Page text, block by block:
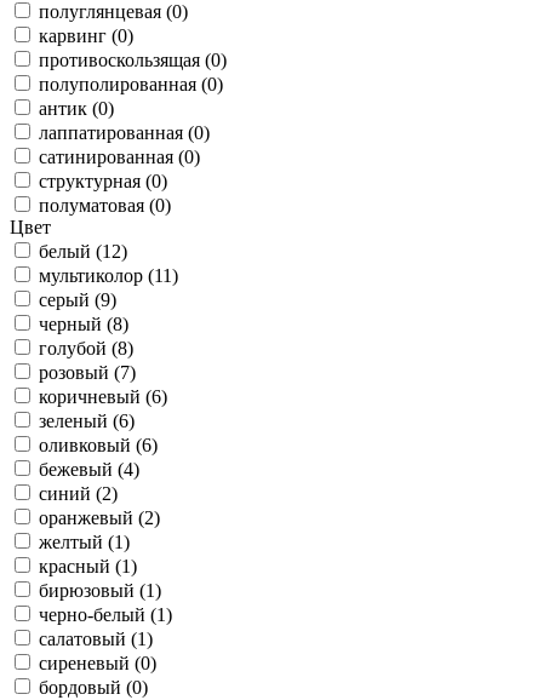
полуглянцевая (0)
карвинг (0)
противоскользящая (0)
полуполированная (0)
антик (0)
лаппатированная (0)
сатинированная (0)
структурная (0)
полуматовая (0)
Цвет
белый (12)
мультиколор (11)
серый (9)
черный (8)
голубой (8)
розовый (7)
коричневый (6)
зеленый (6)
оливковый (6)
бежевый (4)
синий (2)
оранжевый (2)
желтый (1)
красный (1)
бирюзовый (1)
черно-белый (1)
салатовый (1)
сиреневый (0)
бордовый (0)